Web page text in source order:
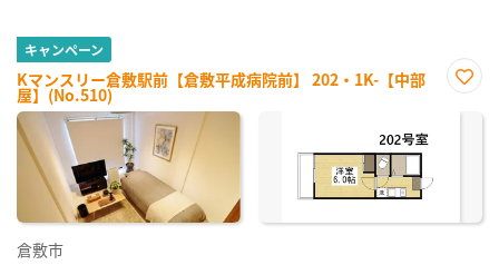
キャンペーン
Kマンスリー倉敷駅前【倉敷平成病院前】 202・1K-【中部
屋】(No.510)
に入
倉敷市